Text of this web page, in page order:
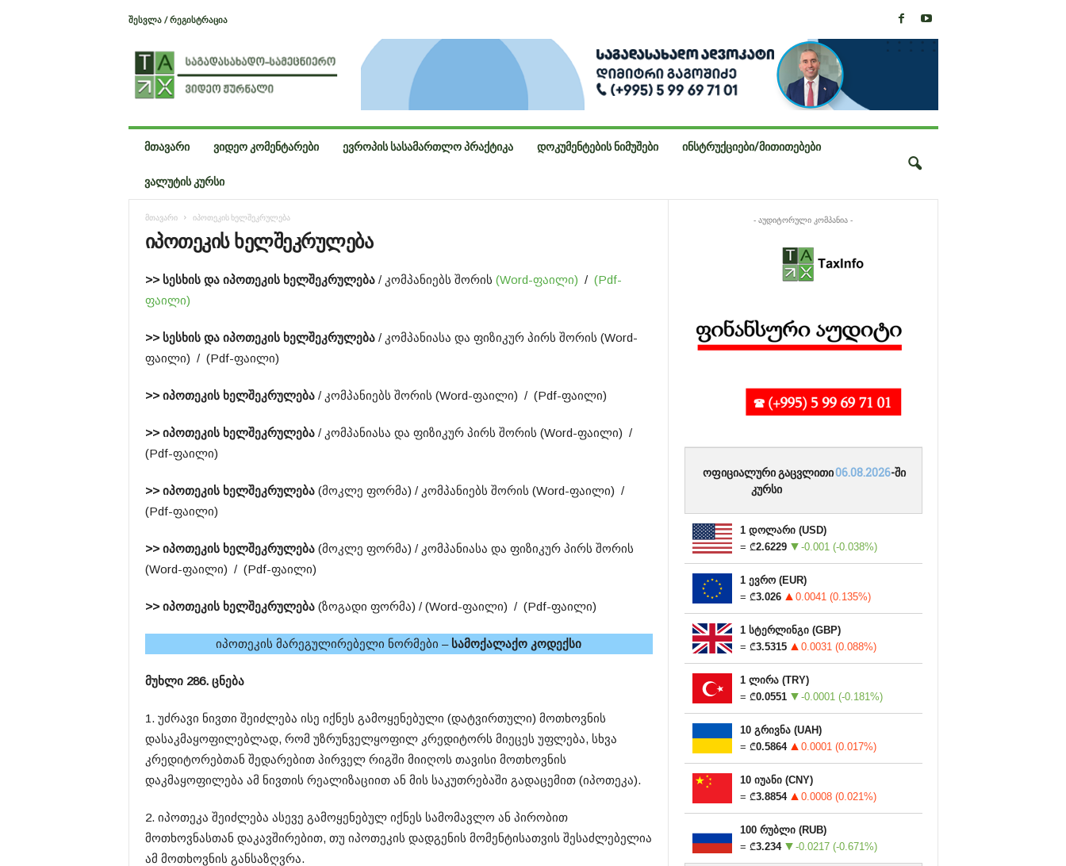
ᲨᲔᲡᲕᲚᲐ / ᲠᲔᲒᲘᲡᲢᲠᲐᲪᲘᲐ
ᲛᲗᲐᲕᲐᲠᲘ ᲕᲘᲓᲔᲝ ᲙᲝᲛᲔᲜᲢᲐᲠᲔᲑᲘ ᲔᲕᲠᲝᲞᲘᲡ ᲡᲐᲡᲐᲛᲐᲠᲗᲚᲝ ᲞᲠᲐᲥᲢᲘᲙᲐ ᲓᲝᲙᲣᲛᲔᲜᲢᲔᲑᲘᲡ ᲜᲘᲛᲣᲨᲔᲑᲘ ᲘᲜᲡᲢᲠᲣᲥᲪᲘᲔᲑᲘ/ᲛᲘᲗᲘᲗᲔᲑᲔᲑᲘ
ᲕᲐᲚᲣᲢᲘᲡ ᲙᲣᲠᲡᲘ
მთავარი იპოთეკის ხელშეკრულება
იპოთეკის ხელშეკრულება
>> სესხის და იპოთეკის ხელშეკრულება/ კომპანიებს შორის (Word-ფაილი) / (Pdf-
ფაილი)
>> სესხის და იპოთეკის ხელშეკრულება / კომპანიასა და ფიზიკურ პირს შორის (Word-
ფაილი) / (Pdf-ფაილი)
>> იპოთეკის ხელშეკრულება/ კომპანიებს შორის (Word-ფაილი) / (Pdf-ფაილი)
>> იპოთეკის ხელშეკრულება/ კომპანიასა და ფიზიკურ პირს შორის (Word-ფაილი) /
(Pdf-ფაილი)
>> იპოთეკის ხელშეკრულება(მოკლე ფორმა) / კომპანიებს შორის (Word-ფაილი) /
(Pdf-ფაილი)
>> იპოთეკის ხელშეკრულება(მოკლე ფორმა) / კომპანიასა და ფიზიკურ პირს შორის
(Word-ფაილი) / (Pdf-ფაილი)
>> იპოთეკის ხელშეკრულება(ზოგადი ფორმა) / (Word-ფაილი) / (Pdf-ფაილი)
იპოთეკის მარეგულირებელი ნორმები –სამოქალაქო კოდექსი
მუხლი 286. ცნება
1. უძრავი ნივთი შეიძლება ისე იქნეს გამოყენებული (დატვირთული) მოთხოვნის
დასაკმაყოფილებლად, რომ უზრუნველყოფილ კრედიტორს მიეცეს უფლება, სხვა
კრედიტორებთან შედარებით პირველ რიგში მიიღოს თავისი მოთხოვნის
დაკმაყოფილება ამ ნივთის რეალიზაციით ან მის საკუთრებაში გადაცემით (იპოთეკა).
2. იპოთეკა შეიძლება ასევე გამოყენებულ იქნეს სამომავლო ან პირობით
მოთხოვნასთან დაკავშირებით, თუ იპოთეკის დადგენის მომენტისათვის შესაძლებელია
ამ მოთხოვნის განსაზღვრა.
- აუდიტორული კომპანია -
ოფიციალური გაცვლითი
კურსი
06.08.2026-ში
1 დოლარი(USD)
= ₾2.6229 -0.001 (-0.038%)
1 ევრო(EUR)
= ₾3.026 0.0041 (0.135%)
1 სტერლინგი(GBP)
= ₾3.5315 0.0031 (0.088%)
1 ლირა(TRY)
= ₾0.0551 -0.0001 (-0.181%)
10 გრივნა(UAH)
= ₾0.5864 0.0001 (0.017%)
10 იუანი(CNY)
= ₾3.8854 0.0008 (0.021%)
100 რუბლი(RUB)
= ₾3.234 -0.0217 (-0.671%)